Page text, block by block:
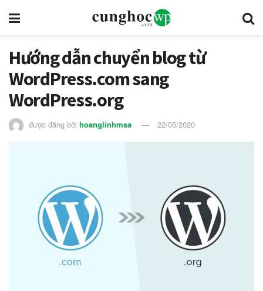
Hướng dẫn chuyển blog từ
WordPress.com sang
WordPress.org
được đăng bởi hoanglinhmsa 22/05/2020